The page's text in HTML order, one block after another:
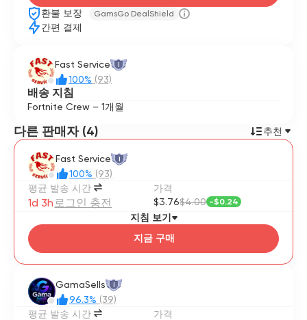
환불 보장 GamsGo DealShield
간편 결제
Fast Service I
100% (93)
배송 지침
Fortnite Crew – 1개월
다른 판매자 (4) 추천
Fast Service I
100% (93)
평균 발송 시간
1d 3h로그인 충전
가격
$3.76$4.00 -$0.24
지금 구매
지침 보기
GamaSells I
96.3% (39)
평균 발송 시간
가격